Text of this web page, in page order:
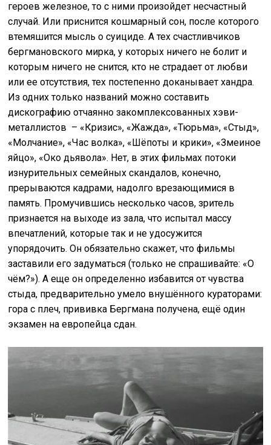
героев железное, то с ними произойдет несчастный
случай. Или приснится кошмарный сон, после которого
втемяшится мысль о суициде. А тех счастливчиков
бергмановского мирка, у которых ничего не болит и
которым ничего не снится, кто не страдает от любви
или ее отсутствия, тех постепенно доканывает хандра.
Из одних только названий можно составить
дискографию отчаянно закомплексованных хэви-
металлистов – «Кризис», «Жажда», «Тюрьма», «Стыд»,
«Молчание», «Час волка», «Шёпоты и крики», «Змеиное
яйцо», «Око дьявола». Нет, в этих фильмах потоки
изнурительных семейных скандалов, конечно,
прерываются кадрами, надолго врезающимися в
память. Промучившись несколько часов, зритель
признается на выходе из зала, что испытал массу
впечатлений, которые так и не удосужится
упорядочить. Он обязательно скажет, что фильмы
заставили его задуматься (только не спрашивайте: «О
чём?»). А еще он определенно избавится от чувства
стыда, предварительно умело внушённого кураторами:
гора с плеч, прививка Бергмана получена, ещё один
экзамен на европейца сдан.